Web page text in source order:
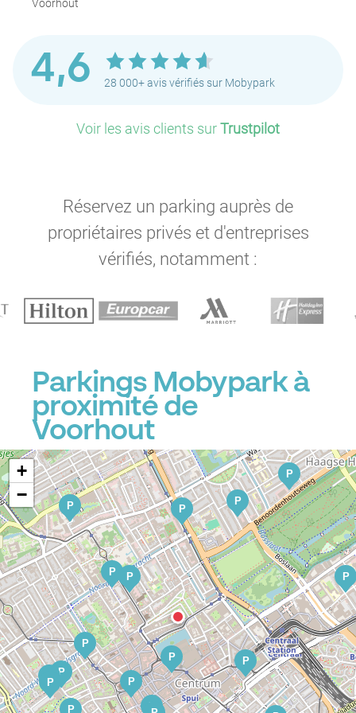
Voorhout
4,6 28 000+ avis vérifiés sur Mobypark
Voir les avis clients surTrustpilot
Réservez un parking auprès de
propriétaires privés et d'entreprises
vérifiés, notamment :
Parkings Mobypark à
proximité de
Voorhout
P
P
P
P
P
P
P
P
P
P
P
P
P
P
P
P
+
−